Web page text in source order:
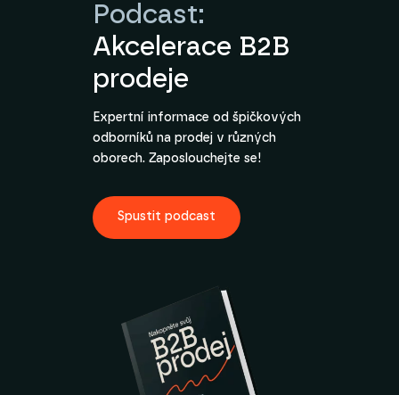
Podcast:
Akcelerace B2B
prodeje
Expertní informace od špičkových
odborníků na prodej v různých
oborech. Zaposlouchejte se!
Spustit podcast